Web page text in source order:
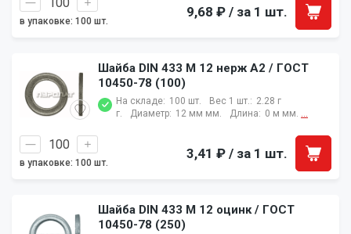
в упаковке: 100 шт.
9,68 ₽ / за 1 шт.
Шайба DIN 433 M 12 нерж A2 / ГОСТ
10450-78 (100)
На складе: 100 шт. Вес 1 шт.: 2.28 г
г.
Диаметр: 12 мм мм. Длина: 0 м мм. ...
в упаковке: 100 шт.
3,41 ₽ / за 1 шт.
Шайба DIN 433 M 12 оцинк / ГОСТ
10450-78 (250)